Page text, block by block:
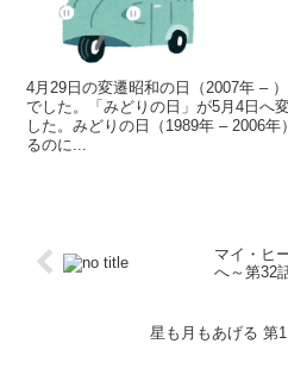
4月29日の変遷昭和の日（2007年 –
でした。「みどりの日」が5月4日へ
した。みどりの日（1989年 – 2006
るのに...
マイ・ヒ
へ～第32
星も月もあげる 第